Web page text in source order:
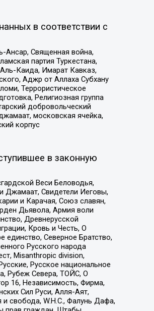
в соответствии с
Ансар, Священная война,
партия Туркестана,
Каида, Имарат Кавказ,
Аджр от Аллаха Субхану
Террористическое
Религиозная группа
добровольческий
московская ячейка,
корпус
в законную
Веси Беловодья,
Джамаат, Свидетели Иеговы,
и Карачая, Союз славян,
Дьявола, Армия воли
Древнерусской
Кровь и Честь, О
единство, Северное Братство,
Русского народа
Misanthropic division,
Русское национальное
Рубеж Севера, ТОЙС, О
16, Независимость, Фирма,
Сил Руси, Алля-Аят,
и свобода, W.H.С., Фалунь Дафа,